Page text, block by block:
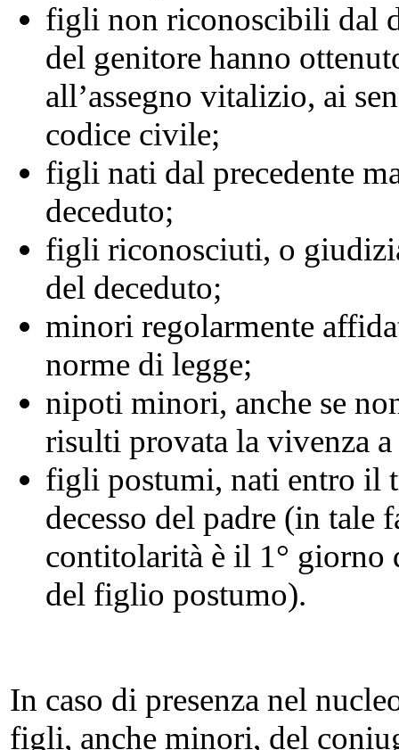
figli non riconoscibili dal
del genitore hanno
all’assegno vitalizio, ai
codice civile;
figli nati dal precedente
deceduto;
figli riconosciuti, o
del deceduto;
minori regolarmente
norme di legge;
nipoti minori, anche se
risulti provata la vivenza
figli postumi, nati entro il
decesso del padre (in tale
contitolarità è il 1° giorno
del figlio postumo).
In caso di presenza nel
figli, anche minori, del